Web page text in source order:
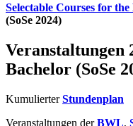
Selectable Courses for
(SoSe 2024)
Veranstaltungen
Bachelor (SoSe
KumulierterStundenplan
Veranstaltungen derBWL,